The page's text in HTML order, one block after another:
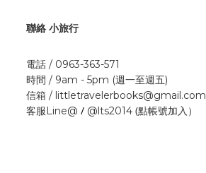
聯絡 小旅行
電話 / 0963-363-571
時間 / 9am - 5pm (週一至週五)
信箱 / littletravelerbooks@gmail.com
客服Line@ / @lts2014 (點帳號加入）